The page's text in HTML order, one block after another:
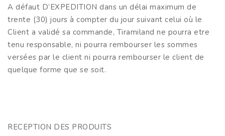
A défaut D’EXPEDITION dans un délai maximum de
trente (30) jours à compter du jour suivant celui où le
Client a validé sa commande, Tiramiland ne pourra etre
tenu responsable, ni pourra rembourser les sommes
versées par le client ni pourra rembourser le client de
quelque forme que se soit.
RECEPTION DES PRODUITS